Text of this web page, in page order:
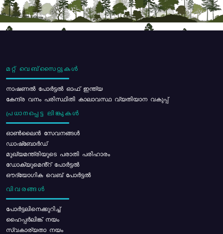
മറ്റ് വെബ്സൈറ്റുകൾ
നാഷണൽ പോർട്ടൽ ഓഫ് ഇന്ത്യ
കേന്ദ്ര വനം പരിസ്ഥിതി കാലാവസ്ഥ വ്യതിയാന വകുപ്പ്
പ്രധാനപ്പെട്ട ലിങ്കുകൾ
ഓൺലൈൻ സേവനങ്ങൾ
ഡാഷ്ബോർഡ്
മുഖ്യമന്ത്രിയുടെ പരാതി പരിഹാരം
ഡോക്യുമെൻ്റ് പോർട്ടൽ
ഔദ്യോഗിക വെബ് പോർട്ടൽ
വിവരങ്ങൾ
പോര്‍ട്ടലിനെക്കുറിച്ച്
ഹൈപ്പർലിങ്ക് നയം
സ്വകാര്യതാ നയം